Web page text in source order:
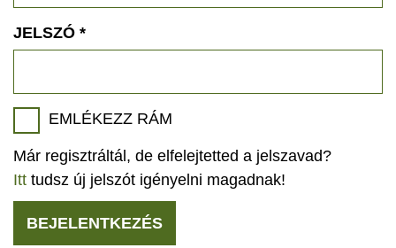
GEOPARKOK
JELSZÓ *
EMLÉKEZZ RÁM
Már regisztráltál, de elfelejtetted a jelszavad?
Itt tudsz új jelszót igényelni magadnak!
BEJELENTKEZÉS